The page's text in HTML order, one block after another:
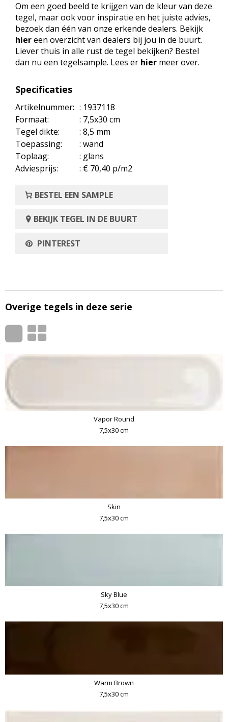
Om een goed beeld te krijgen van de kleur van deze
tegel, maar ook voor inspiratie en het juiste advies,
bezoek dan één van onze erkende dealers. Bekijk
hiereen overzicht van dealers bij jou in de buurt.
Liever thuis in alle rust de tegel bekijken? Bestel
dan nu een tegelsample. Lees er hier meer over.
Specificaties
Artikelnummer: : 1937118
Formaat:
: 7,5x30 cm
Tegel dikte:
: 8,5 mm
Toepassing:
: wand
Toplaag:
: glans
Adviesprijs:
: € 70,40 p/m2
BESTEL EEN SAMPLE
BEKIJK TEGEL IN DE BUURT
PINTEREST
Overige tegels in deze serie
Vapor Round
7,5x30 cm
Skin
7,5x30 cm
Sky Blue
7,5x30 cm
Warm Brown
7,5x30 cm